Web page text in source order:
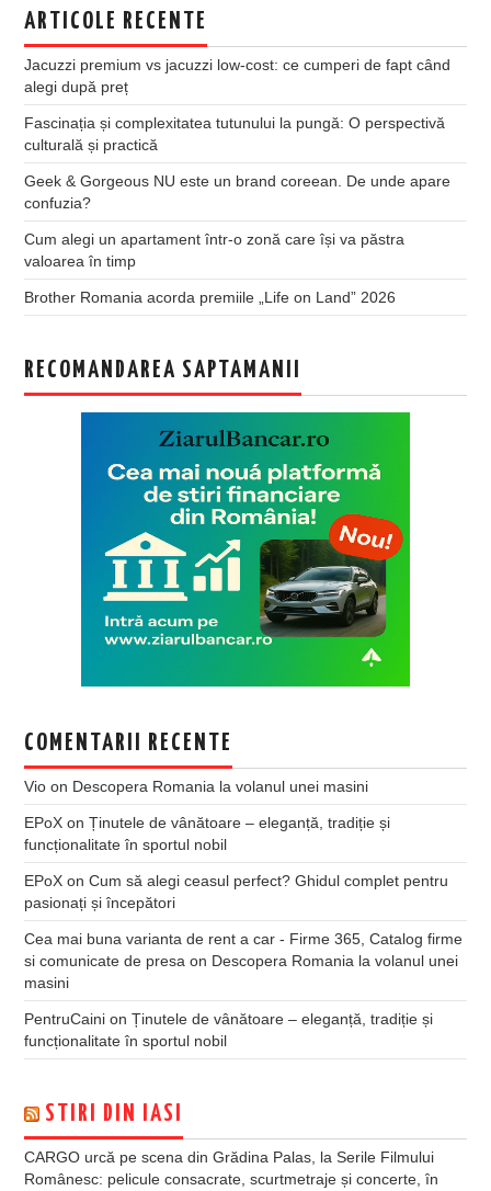
ARTICOLE RECENTE
Jacuzzi premium vs jacuzzi low-cost: ce cumperi de fapt când
alegi după preț
Fascinația și complexitatea tutunului la pungă: O perspectivă
culturală și practică
Geek & Gorgeous NU este un brand coreean. De unde apare
confuzia?
Cum alegi un apartament într-o zonă care își va păstra
valoarea în timp
Brother Romania acorda premiile „Life on Land” 2026
RECOMANDAREA SAPTAMANII
COMENTARII RECENTE
Vio on Descopera Romania la volanul unei masini
EPoX onȚinutele de vânătoare – eleganță, tradiție și
funcționalitate în sportul nobil
EPoX onCum să alegi ceasul perfect? Ghidul complet pentru
pasionați și începători
Cea mai buna varianta de rent a car - Firme 365, Catalog firme
si comunicate de presa on Descopera Romania la volanul unei
masini
PentruCaini onȚinutele de vânătoare – eleganță, tradiție și
funcționalitate în sportul nobil
STIRI DIN IASI
CARGO urcă pe scena din Grădina Palas, la Serile Filmului
Românesc: pelicule consacrate, scurtmetraje și concerte, în